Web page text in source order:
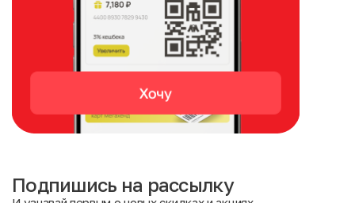
Подпишись на рассылку